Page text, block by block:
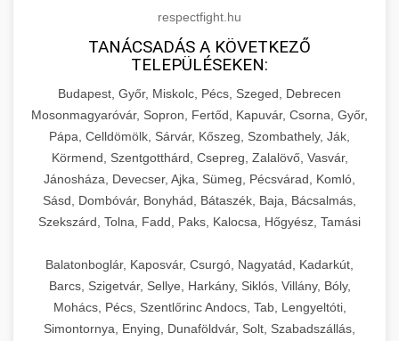
respectfight.hu
TANÁCSADÁS A KÖVETKEZŐ
TELEPÜLÉSEKEN:
Budapest, Győr, Miskolc, Pécs, Szeged, Debrecen
Mosonmagyaróvár, Sopron, Fertőd, Kapuvár, Csorna, Győr,
Pápa, Celldömölk, Sárvár, Kőszeg, Szombathely, Ják,
Körmend, Szentgotthárd, Csepreg, Zalalövő, Vasvár,
Jánosháza, Devecser, Ajka, Sümeg, Pécsvárad, Komló,
Sásd, Dombóvár, Bonyhád, Bátaszék, Baja, Bácsalmás,
Szekszárd, Tolna, Fadd, Paks, Kalocsa, Hőgyész, Tamási
Balatonboglár, Kaposvár, Csurgó, Nagyatád, Kadarkút,
Barcs, Szigetvár, Sellye, Harkány, Siklós, Villány, Bóly,
Mohács, Pécs, Szentlőrinc Andocs, Tab, Lengyeltóti,
Simontornya, Enying, Dunaföldvár, Solt, Szabadszállás,